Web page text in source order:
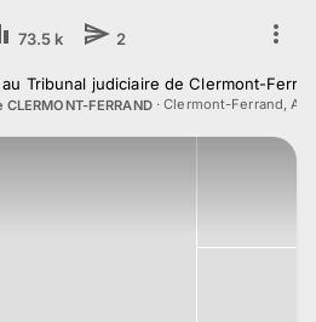
73.5 k 2
Tribunal judiciaire de Clermont-
FERRAND·Clermont-Ferrand,